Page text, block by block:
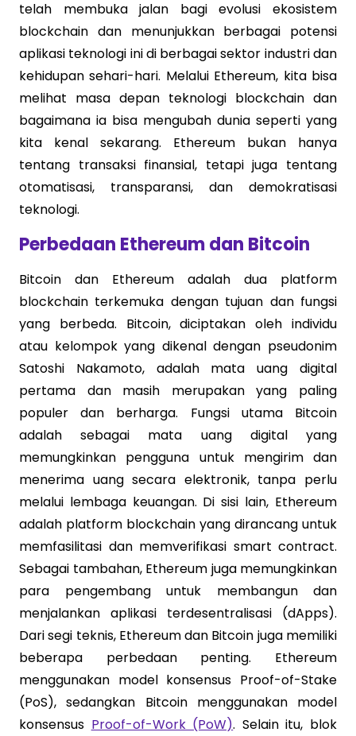
telah membuka jalan bagi evolusi ekosistem
blockchain dan menunjukkan berbagai potensi
aplikasi teknologi ini di berbagai sektor industri dan
kehidupan sehari-hari. Melalui Ethereum, kita bisa
melihat masa depan teknologi blockchain dan
bagaimana ia bisa mengubah dunia seperti yang
kita kenal sekarang. Ethereum bukan hanya
tentang transaksi finansial, tetapi juga tentang
otomatisasi, transparansi, dan demokratisasi
teknologi.
Perbedaan Ethereum dan Bitcoin
Bitcoin dan Ethereum adalah dua platform
blockchain terkemuka dengan tujuan dan fungsi
yang berbeda. Bitcoin, diciptakan oleh individu
atau kelompok yang dikenal dengan pseudonim
Satoshi Nakamoto, adalah mata uang digital
pertama dan masih merupakan yang paling
populer dan berharga. Fungsi utama Bitcoin
adalah sebagai mata uang digital yang
memungkinkan pengguna untuk mengirim dan
menerima uang secara elektronik, tanpa perlu
melalui lembaga keuangan. Di sisi lain, Ethereum
adalah platform blockchain yang dirancang untuk
memfasilitasi dan memverifikasi smart contract.
Sebagai tambahan, Ethereum juga memungkinkan
para pengembang untuk membangun dan
menjalankan aplikasi terdesentralisasi (dApps).
Dari segi teknis, Ethereum dan Bitcoin juga memiliki
beberapa perbedaan penting. Ethereum
menggunakan model konsensus Proof-of-Stake
(PoS), sedangkan Bitcoin menggunakan model
konsensus Proof-of-Work (PoW). Selain itu, blok